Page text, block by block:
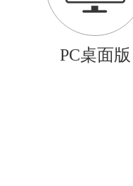
PC桌面版